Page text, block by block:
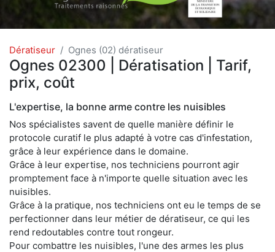
Dératiseur Ognes (02) dératiseur
Ognes 02300 | Dératisation | Tarif,
prix, coût
L'expertise, la bonne arme contre les nuisibles
Nos spécialistes savent de quelle manière définir le
protocole curatif le plus adapté à votre cas d'infestation,
grâce à leur expérience dans le domaine.
Grâce à leur expertise, nos techniciens pourront agir
promptement face à n'importe quelle situation avec les
nuisibles.
Grâce à la pratique, nos techniciens ont eu le temps de se
perfectionner dans leur métier de dératiseur, ce qui les
rend redoutables contre tout rongeur.
Pour combattre les nuisibles, l'une des armes les plus